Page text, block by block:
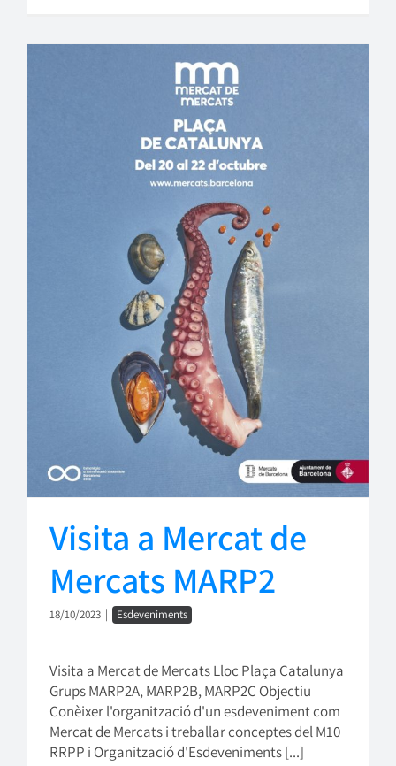
Visita a Mercat de
Mercats MARP2
18/10/2023 | Esdeveniments
Visita a Mercat de Mercats Lloc Plaça Catalunya
Grups MARP2A, MARP2B, MARP2C Objectiu
Conèixer l'organització d'un esdeveniment com
Mercat de Mercats i treballar conceptes del M10
RRPP i Organització d'Esdeveniments [...]